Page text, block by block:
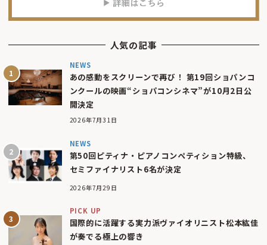
人気の記事
NEWS
あの感動をスクリーンで再び！ 第19回ショパンコ
ンクールの映画“ショパコンシネマ”が10月2日公
開決定
2026年7月31日
NEWS
第50回ピティナ・ピアノコンペティション特級、
セミファイナリスト6名が決定
2026年7月29日
PICK UP
国際的に活躍する実力派ヴァイオリニスト松本紘佳
が奏でる極上の響き